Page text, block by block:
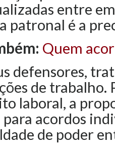
entre
patronal é a
Quem
defensores,
de trabalho.
laboral, a
acordos
de poder